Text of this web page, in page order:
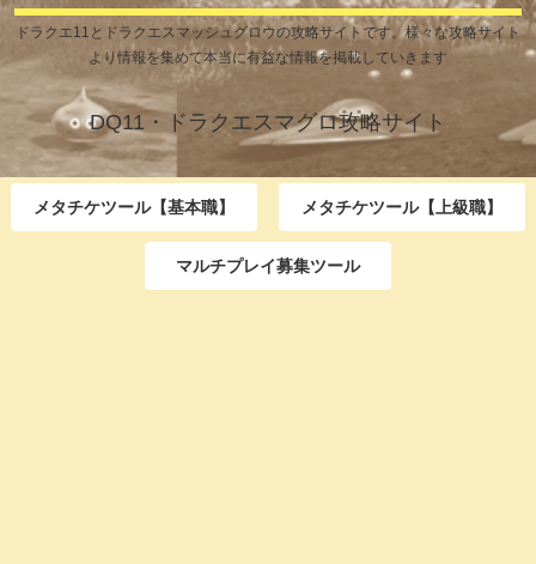
ドラクエ11とドラクエスマッシュグロウの攻略サイトです。様々な攻略サイト
より情報を集めて本当に有益な情報を掲載していきます
DQ11・ドラクエスマグロ攻略サイト
メタチケツール【基本職】 メタチケツール【上級職】
マルチプレイ募集ツール